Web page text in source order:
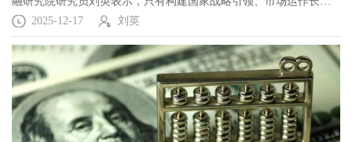
期激励、风险可承受的股权投资基金生态，才能发挥耐心资本效
2025-12-17 刘英